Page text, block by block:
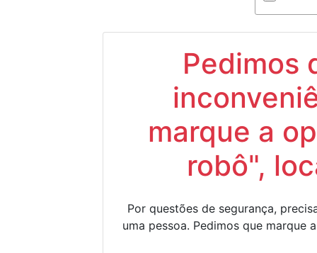
Pedimos
marque a
robô",
Por questões de segurança,
uma pessoa. Pedimos que marque